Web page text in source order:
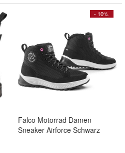
- 10%
Falco Motorrad Damen
Sneaker Airforce Schwarz